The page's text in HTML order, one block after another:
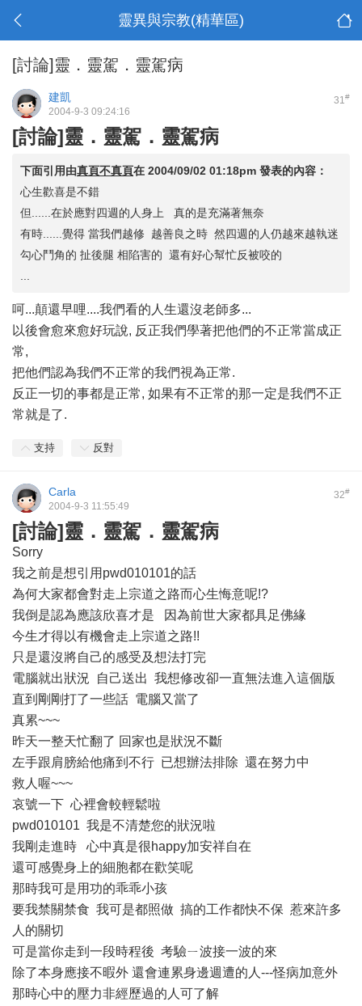
靈異與宗教(精華區)
[討論]靈．靈駕．靈駕病
31#
建凱
2004-9-3 09:24:16
[討論]靈．靈駕．靈駕病
下面引用由真頁不真頁在 2004/09/02 01:18pm 發表的內容：
心生歡喜是不錯
但......在於應對四週的人身上 真的是充滿著無奈
有時......覺得 當我們越修 越善良之時 然四週的人仍越來越執迷
勾心鬥角的 扯後腿 相陷害的 還有好心幫忙反被咬的
呵...顛還早哩....我們看的人生還沒老師多...
以後會愈來愈好玩說, 反正我們學著把他們的不正常當成正
常,
把他們認為我們不正常的我們視為正常.
反正一切的事都是正常, 如果有不正常的那一定是我們不正
常就是了.
支持 反對
32#
Carla
2004-9-3 11:55:49
[討論]靈．靈駕．靈駕病
Sorry
我之前是想引用pwd010101的話
為何大家都會對走上宗道之路而心生悔意呢!?
我倒是認為應該欣喜才是 因為前世大家都具足佛緣
今生才得以有機會走上宗道之路!!
只是還沒將自己的感受及想法打完
電腦就出狀況 自己送出 我想修改卻一直無法進入這個版
直到剛剛打了一些話 電腦又當了
真累~~~
昨天一整天忙翻了 回家也是狀況不斷
左手跟肩膀給他痛到不行 已想辦法排除 還在努力中
救人喔~~~
哀號一下 心裡會較輕鬆啦
pwd010101 我是不清楚您的狀況啦
我剛走進時 心中真是很happy加安祥自在
還可感覺身上的細胞都在歡笑呢
那時我可是用功的乖乖小孩
要我禁關禁食 我可是都照做 搞的工作都快不保 惹來許多
人的關切
可是當你走到一段時程後 考驗ㄧ波接一波的來
除了本身應接不暇外 還會連累身邊週遭的人---怪病加意外
那時心中的壓力非經歷過的人可了解